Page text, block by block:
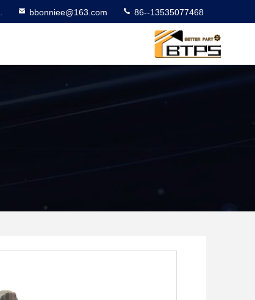
bbonniee@163.com 86--13535077468